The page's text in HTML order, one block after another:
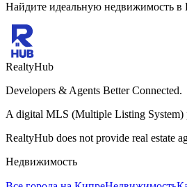
Найдите идеальную недвижимость
RealtyHub
Developers & Agents Better Connected.
A digital MLS (Multiple Listing System)
RealtyHub does not provide real estate
Недвижимость